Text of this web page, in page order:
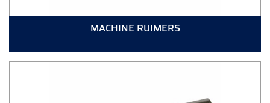
MACHINE RUIMERS